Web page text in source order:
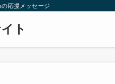
応援メッセージ
ト